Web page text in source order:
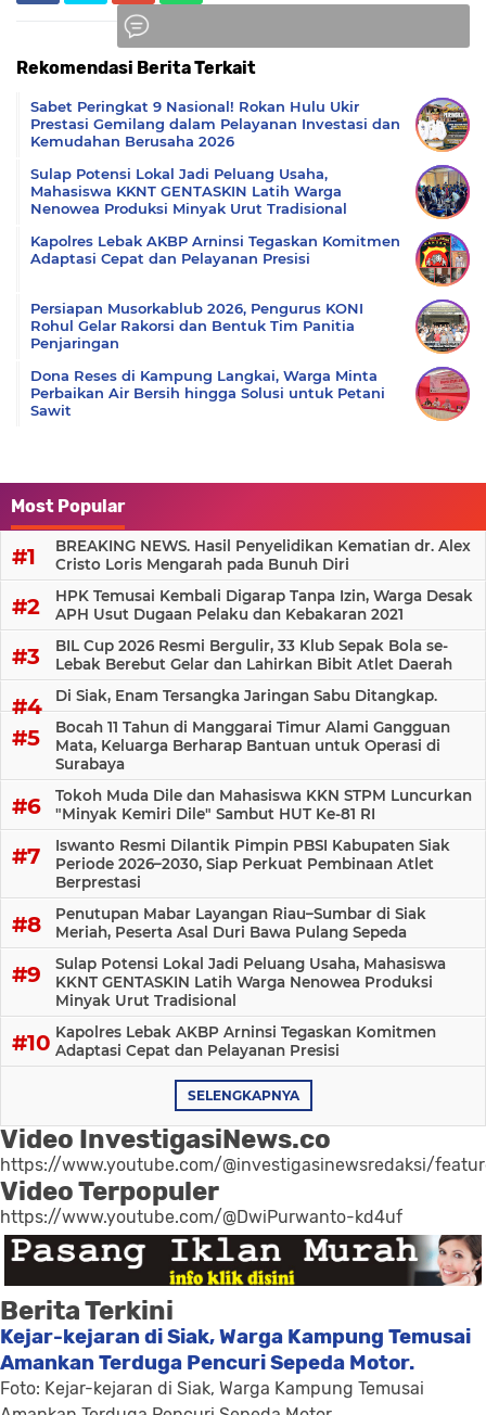
Rekomendasi Berita Terkait
Sabet Peringkat 9 Nasional! Rokan Hulu Ukir
Prestasi Gemilang dalam Pelayanan Investasi dan
Kemudahan Berusaha 2026
Sulap Potensi Lokal Jadi Peluang Usaha,
Mahasiswa KKNT GENTASKIN Latih Warga
Nenowea Produksi Minyak Urut Tradisional
Kapolres Lebak AKBP Arninsi Tegaskan Komitmen
Adaptasi Cepat dan Pelayanan Presisi
Persiapan Musorkablub 2026, Pengurus KONI
Rohul Gelar Rakorsi dan Bentuk Tim Panitia
Penjaringan
Dona Reses di Kampung Langkai, Warga Minta
Perbaikan Air Bersih hingga Solusi untuk Petani
Sawit
Most Popular
BREAKING NEWS. Hasil Penyelidikan Kematian dr. Alex
Cristo Loris Mengarah pada Bunuh Diri
HPK Temusai Kembali Digarap Tanpa Izin, Warga Desak
APH Usut Dugaan Pelaku dan Kebakaran 2021
BIL Cup 2026 Resmi Bergulir, 33 Klub Sepak Bola se-
Lebak Berebut Gelar dan Lahirkan Bibit Atlet Daerah
Di Siak, Enam Tersangka Jaringan Sabu Ditangkap.
Bocah 11 Tahun di Manggarai Timur Alami Gangguan
Mata, Keluarga Berharap Bantuan untuk Operasi di
Surabaya
Tokoh Muda Dile dan Mahasiswa KKN STPM Luncurkan
"Minyak Kemiri Dile" Sambut HUT Ke-81 RI
Iswanto Resmi Dilantik Pimpin PBSI Kabupaten Siak
Periode 2026–2030, Siap Perkuat Pembinaan Atlet
Berprestasi
Penutupan Mabar Layangan Riau–Sumbar di Siak
Meriah, Peserta Asal Duri Bawa Pulang Sepeda
Sulap Potensi Lokal Jadi Peluang Usaha, Mahasiswa
KKNT GENTASKIN Latih Warga Nenowea Produksi
Minyak Urut Tradisional
Kapolres Lebak AKBP Arninsi Tegaskan Komitmen
Adaptasi Cepat dan Pelayanan Presisi
SELENGKAPNYA
Video InvestigasiNews.co
https://www.youtube.com/@investigasinewsredaksi/
Video Terpopuler
https://www.youtube.com/@DwiPurwanto-kd4uf
Berita Terkini
Kejar-kejaran di Siak, Warga Kampung Temusai
Amankan Terduga Pencuri Sepeda Motor.
Foto: Kejar-kejaran di Siak, Warga Kampung Temusai